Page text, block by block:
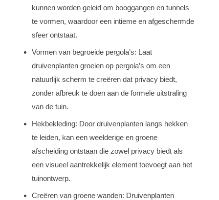
kunnen worden geleid om booggangen en tunnels
te vormen, waardoor een intieme en afgeschermde
sfeer ontstaat.
Vormen van begroeide pergola’s: Laat
druivenplanten groeien op pergola’s om een
natuurlijk scherm te creëren dat privacy biedt,
zonder afbreuk te doen aan de formele uitstraling
van de tuin.
Hekbekleding: Door druivenplanten langs hekken
te leiden, kan een weelderige en groene
afscheiding ontstaan die zowel privacy biedt als
een visueel aantrekkelijk element toevoegt aan het
tuinontwerp.
Creëren van groene wanden: Druivenplanten